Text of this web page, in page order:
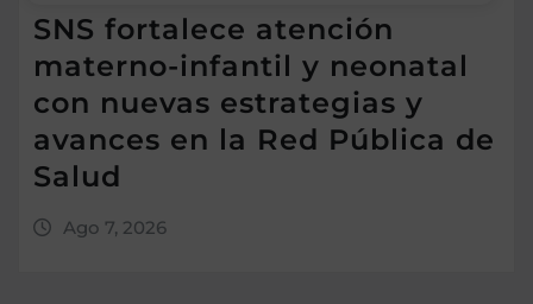
SNS fortalece atención
materno-infantil y neonatal
con nuevas estrategias y
avances en la Red Pública de
Salud
Ago 7, 2026